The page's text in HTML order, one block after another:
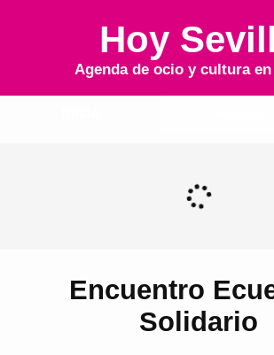
Hoy
Agenda de ocio y cultura en
Encuentro
Solidario